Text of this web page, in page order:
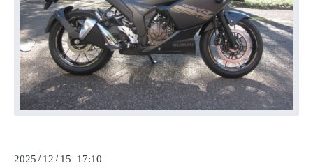
2025 / 12 / 15 17:10